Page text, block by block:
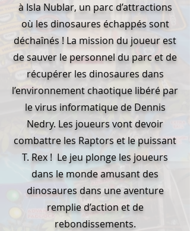
à Isla Nublar, un parc d’attractions
où les dinosaures échappés sont
déchaînés ! La mission du joueur est
de sauver le personnel du parc et de
récupérer les dinosaures dans
l’environnement chaotique libéré par
le virus informatique de Dennis
Nedry. Les joueurs vont devoir
combattre les Raptors et le puissant
T. Rex ! Le jeu plonge les joueurs
dans le monde amusant des
dinosaures dans une aventure
remplie d’action et de
rebondissements.